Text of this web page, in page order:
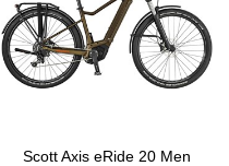
Scott Axis eRide 20 Men